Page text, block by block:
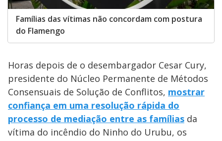
Famílias das vítimas não concordam com postura
do Flamengo
Horas depois de o desembargador Cesar Cury,
presidente do Núcleo Permanente de Métodos
Consensuais de Solução de Conflitos, mostrar
confiança em uma resolução rápida do
processo de mediação entre as famílias da
vítima do incêndio do Ninho do Urubu, os